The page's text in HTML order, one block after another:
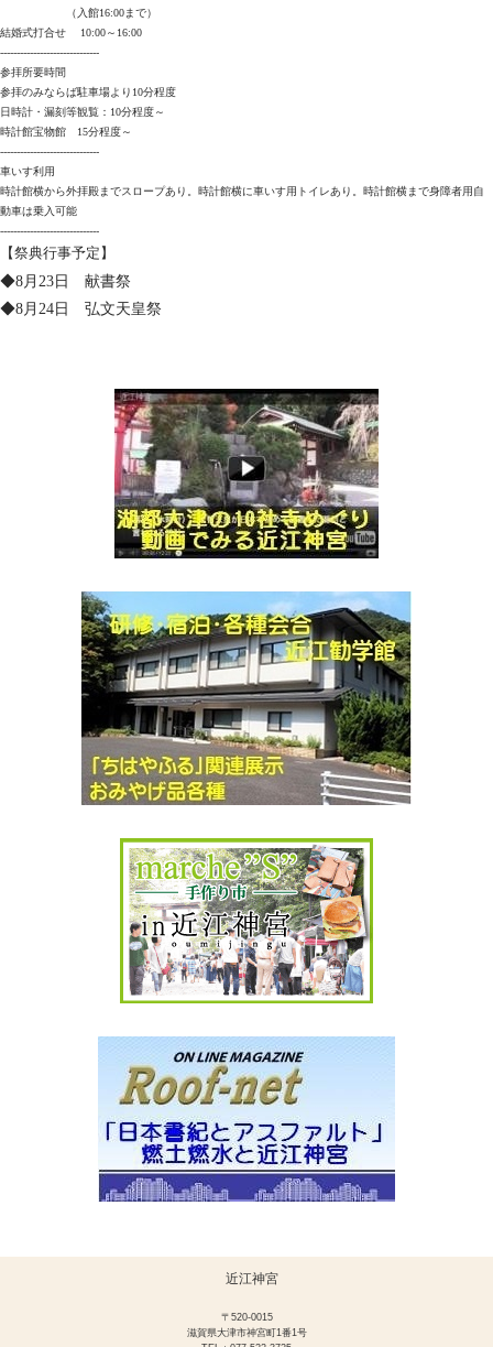
（入館16:00まで）
結婚式打合せ 10:00～16:00
------------------------------
参拝所要時間
参拝のみならば駐車場より10分程度
日時計・漏刻等観覧：10分程度～
時計館宝物館 15分程度～
------------------------------
車いす利用
時計館横から外拝殿までスロープあり。時計館横に車いす用トイレあり。時計館横まで身障者用自
動車は乗入可能
------------------------------
【祭典行事予定】
◆8月23日 献書祭
◆8月24日 弘文天皇祭
近江神宮
〒520-0015
滋賀県大津市神宮町1番1号